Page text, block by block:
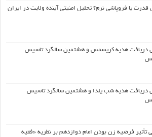
قدرت یا فروپاشی نرم؟ تحلیل امنیتی آینده ولایت در ایران
دریافت هدیه کریسمس و هشتمین سالگرد تاسیس
دریافت هدیه شب یلدا و هشتمین سالگرد تاسیس
تأثیر فرضیه زن بودن امام دوازدهم بر نظریه «فقیه